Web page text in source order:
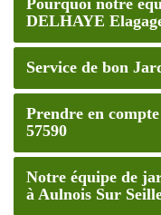
Pourquoi notre
DELHAYE
Service de bon
Prendre en
57590
Notre équipe de
à Aulnois Sur